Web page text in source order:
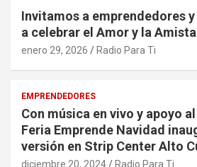
Invitamos a emprendedores
a celebrar el Amor y la
enero 29, 2026 Radio Para Ti
EMPRENDEDORES
Con música en vivo y apoyo
Feria Emprende Navidad
versión en Strip Center Alto
diciembre 20, 2024 Radio Para Ti